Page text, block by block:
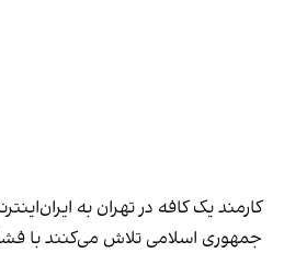
کارمند یک کافه در تهران به
جمهوری اسلامی تلاش می‌کنند با